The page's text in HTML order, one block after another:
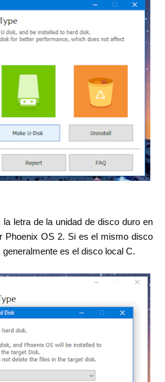
letra de la unidad de disco duro en
Phoenix OS 2. Si es el mismo disco
es el disco local C.